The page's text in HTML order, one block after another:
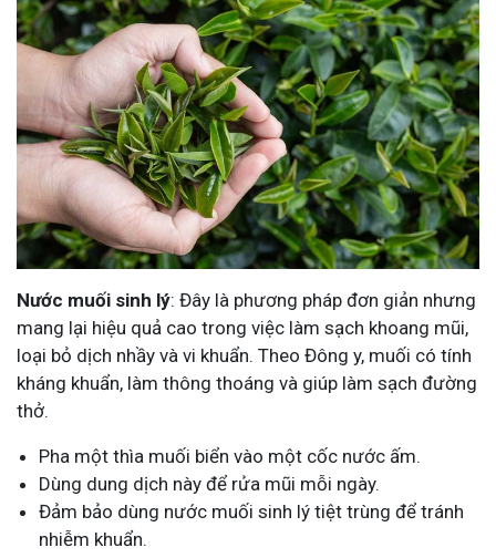
Nước muối sinh lý: Đây là phương pháp đơn giản nhưng
mang lại hiệu quả cao trong việc làm sạch khoang mũi,
loại bỏ dịch nhầy và vi khuẩn. Theo Đông y, muối có tính
kháng khuẩn, làm thông thoáng và giúp làm sạch đường
thở.
Pha một thìa muối biển vào một cốc nước ấm.
Dùng dung dịch này để rửa mũi mỗi ngày.
Đảm bảo dùng nước muối sinh lý tiệt trùng để tránh
nhiễm khuẩn.